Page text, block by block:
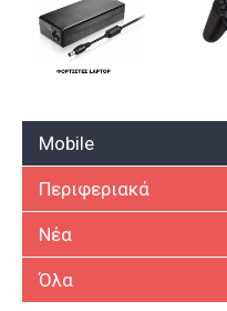
Mobile
Περιφεριακά
Νέα
Όλα